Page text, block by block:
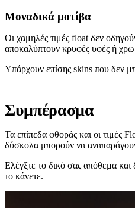
Μοναδικά μοτίβα
Οι χαμηλές τιμές float δεν
αποκαλύπτουν κρυφές υφές ή
Υπάρχουν επίσης skins που δεν
Συμπέρασμα
Τα επίπεδα φθοράς και οι τιμές
δύσκολα μπορούν να
Ελέγξτε το δικό σας απόθεμα
το κάνετε.